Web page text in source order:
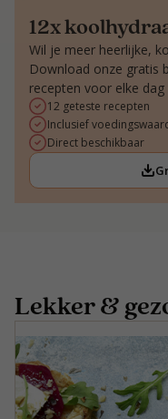
12x
Wil je meer heerlijke,
Download onze gratis
recepten voor elke dag
12 geteste recepten
Inclusief
Direct beschikbaar
Lekker &